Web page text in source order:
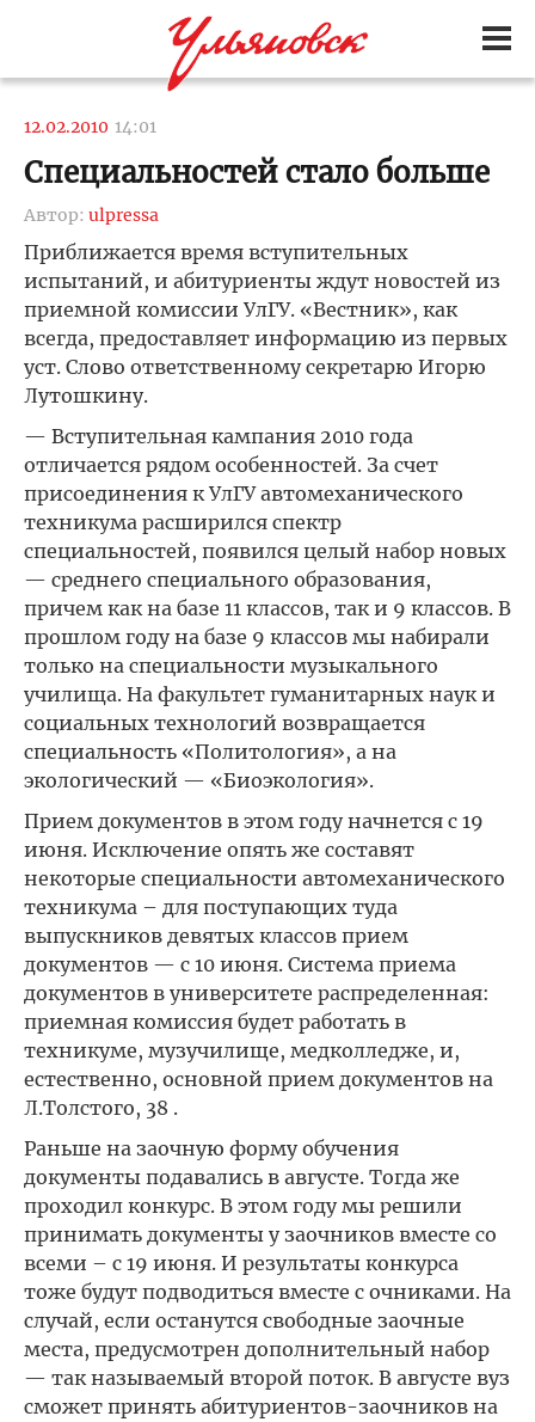
12.02.2010 14:01
Специальностей стало больше
Автор: ulpressa
Приближается время вступительных
испытаний, и абитуриенты ждут новостей из
приемной комиссии УлГУ. «Вестник», как
всегда, предоставляет информацию из первых
уст. Слово ответственному секретарю Игорю
Лутошкину.
— Вступительная кампания 2010 года
отличается рядом особенностей. За счет
присоединения к УлГУ автомеханического
техникума расширился спектр
специальностей, появился целый набор новых
— среднего специального образования,
причем как на базе 11 классов, так и 9 классов. В
прошлом году на базе 9 классов мы набирали
только на специальности музыкального
училища. На факультет гуманитарных наук и
социальных технологий возвращается
специальность «Политология», а на
экологический — «Биоэкология».
Прием документов в этом году начнется с 19
июня. Исключение опять же составят
некоторые специальности автомеханического
техникума – для поступающих туда
выпускников девятых классов прием
документов — с 10 июня. Система приема
документов в университете распределенная:
приемная комиссия будет работать в
техникуме, музучилище, медколледже, и,
естественно, основной прием документов на
Л.Толстого, 38 .
Раньше на заочную форму обучения
документы подавались в августе. Тогда же
проходил конкурс. В этом году мы решили
принимать документы у заочников вместе со
всеми – с 19 июня. И результаты конкурса
тоже будут подводиться вместе с очниками. На
случай, если останутся свободные заочные
места, предусмотрен дополнительный набор
— так называемый второй поток. В августе вуз
сможет принять абитуриентов-заочников на